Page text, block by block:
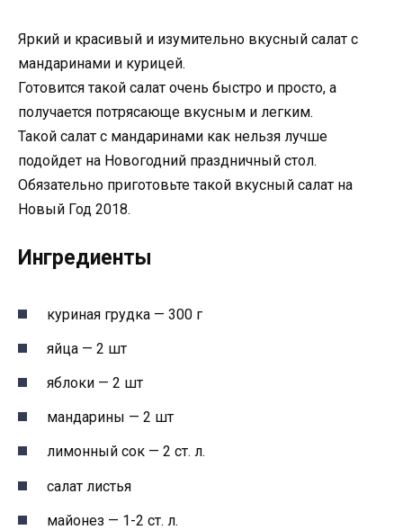
Яркий и красивый и изумительно вкусный салат с
мандаринами и курицей.
Готовится такой салат очень быстро и просто, а
получается потрясающе вкусным и легким.
Такой салат с мандаринами как нельзя лучше
подойдет на Новогодний праздничный стол.
Обязательно приготовьте такой вкусный салат на
Новый Год 2018.
Ингредиенты
куриная грудка — 300 г
яйца — 2 шт
яблоки — 2 шт
мандарины — 2 шт
лимонный сок — 2 ст. л.
салат листья
майонез — 1-2 ст. л.